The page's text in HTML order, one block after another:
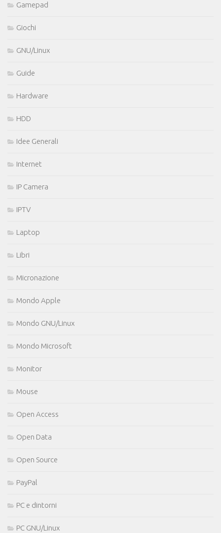
Gamepad
Giochi
GNU/Linux
Guide
Hardware
HDD
Idee Generali
Internet
IP Camera
IPTV
Laptop
Libri
Micronazione
Mondo Apple
Mondo GNU/Linux
Mondo Microsoft
Monitor
Mouse
Open Access
Open Data
Open Source
PayPal
PC e dintorni
PC GNU/Linux